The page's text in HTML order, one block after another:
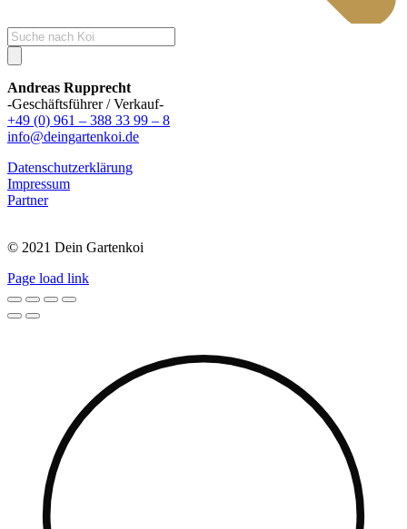
Products
search
Andreas Rupprecht
-Geschäftsführer / Verkauf-
+49 (0) 961 – 388 33 99 – 8
info@deingartenkoi.de
Datenschutzerklärung
Impressum
Partner
© 2021 Dein Gartenkoi
Page load link